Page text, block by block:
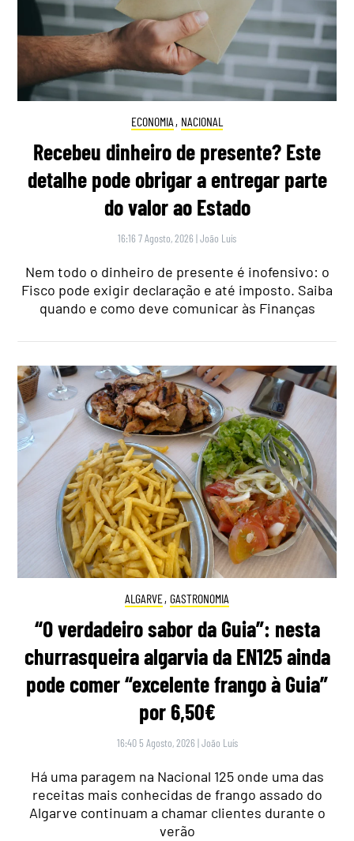
ECONOMIA , NACIONAL
Recebeu dinheiro de presente? Este
detalhe pode obrigar a entregar parte
do valor ao Estado
16:16 7 Agosto, 2026 |João Luís
Nem todo o dinheiro de presente é inofensivo: o
Fisco pode exigir declaração e até imposto. Saiba
quando e como deve comunicar às Finanças
ALGARVE, GASTRONOMIA
“O verdadeiro sabor da Guia”: nesta
churrasqueira algarvia da EN125 ainda
pode comer “excelente frango à Guia”
por 6,50€
16:40 5 Agosto, 2026 |João Luís
Há uma paragem na Nacional 125 onde uma das
receitas mais conhecidas de frango assado do
Algarve continuam a chamar clientes durante o
verão